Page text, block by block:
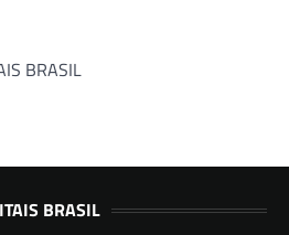
BRASIL
BRASIL